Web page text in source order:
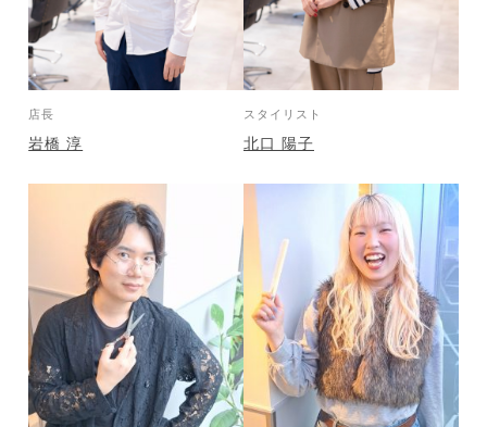
店長
岩橋 淳
スタイリスト
北口 陽子